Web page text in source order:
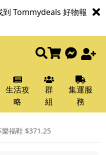
Tommydeals 好物報
生活攻
略
群
組
集運服
務
福鞋 $371.25